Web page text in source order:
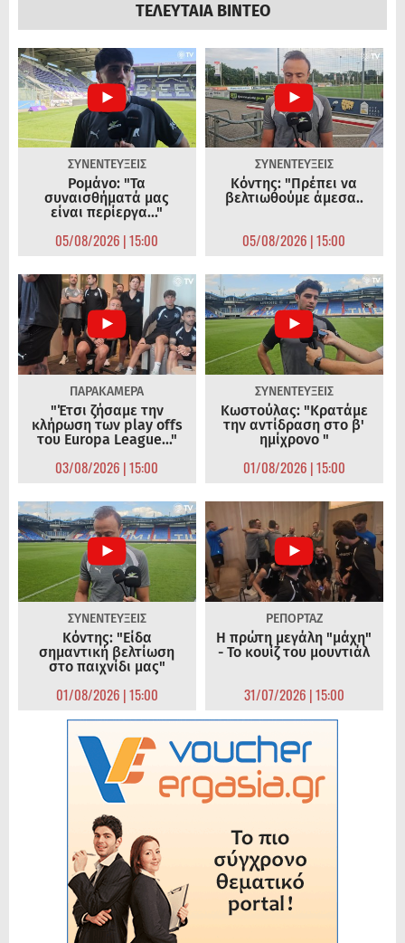
ΤΕΛΕΥΤΑΙΑ ΒΙΝΤΕΟ
ΣΥΝΕΝΤΕΥΞΕΙΣ
Ρομάνο: "Τα
συναισθήματά μας
είναι περίεργα..."
05/08/2026 | 15:00
ΣΥΝΕΝΤΕΥΞΕΙΣ
Κόντης: "Πρέπει να
βελτιωθούμε άμεσα..
05/08/2026 | 15:00
ΠΑΡΑΚΑΜΕΡΑ
"Έτσι ζήσαμε την
κλήρωση των play offs
του Europa League..."
03/08/2026 | 15:00
ΣΥΝΕΝΤΕΥΞΕΙΣ
Κωστούλας: "Κρατάμε
την αντίδραση στο β'
ημίχρονο "
01/08/2026 | 15:00
ΣΥΝΕΝΤΕΥΞΕΙΣ
Κόντης: "Είδα
σημαντική βελτίωση
στο παιχνίδι μας"
01/08/2026 | 15:00
ΡΕΠΟΡΤΑΖ
Η πρώτη μεγάλη "μάχη"
- Το κουίζ του μουντιάλ
31/07/2026 | 15:00